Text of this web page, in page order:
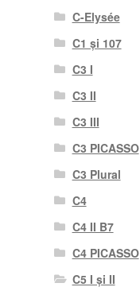
C-Elysée
C1 și 107
C3 I
C3 II
C3 III
C3 PICASSO
C3 Plural
C4
C4 II B7
C4 PICASSO
C5 I și II